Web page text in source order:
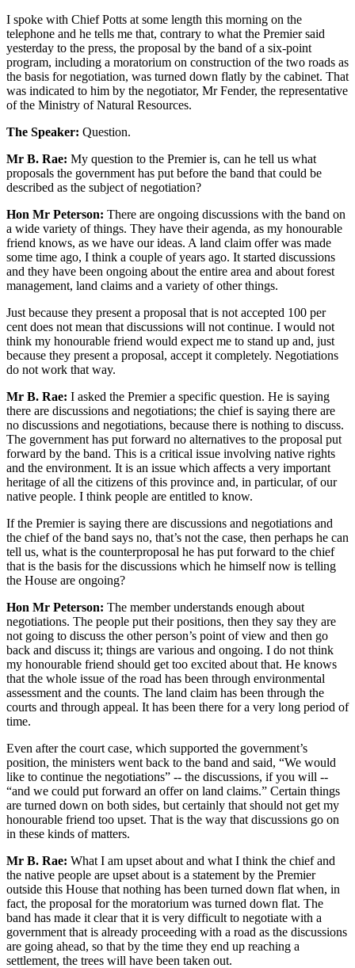
I spoke with Chief Potts at some length this morning on the
telephone and he tells me that, contrary to what the Premier said
yesterday to the press, the proposal by the band of a six-point
program, including a moratorium on construction of the two roads as
the basis for negotiation, was turned down flatly by the cabinet. That
was indicated to him by the negotiator, Mr Fender, the representative
of the Ministry of Natural Resources.
The Speaker: Question.
Mr B. Rae: My question to the Premier is, can he tell us what
proposals the government has put before the band that could be
described as the subject of negotiation?
Hon Mr Peterson: There are ongoing discussions with the band on
a wide variety of things. They have their agenda, as my honourable
friend knows, as we have our ideas. A land claim offer was made
some time ago, I think a couple of years ago. It started discussions
and they have been ongoing about the entire area and about forest
management, land claims and a variety of other things.
Just because they present a proposal that is not accepted 100 per
cent does not mean that discussions will not continue. I would not
think my honourable friend would expect me to stand up and, just
because they present a proposal, accept it completely. Negotiations
do not work that way.
Mr B. Rae: I asked the Premier a specific question. He is saying
there are discussions and negotiations; the chief is saying there are
no discussions and negotiations, because there is nothing to discuss.
The government has put forward no alternatives to the proposal put
forward by the band. This is a critical issue involving native rights
and the environment. It is an issue which affects a very important
heritage of all the citizens of this province and, in particular, of our
native people. I think people are entitled to know.
If the Premier is saying there are discussions and negotiations and
the chief of the band says no, that’s not the case, then perhaps he can
tell us, what is the counterproposal he has put forward to the chief
that is the basis for the discussions which he himself now is telling
the House are ongoing?
Hon Mr Peterson: The member understands enough about
negotiations. The people put their positions, then they say they are
not going to discuss the other person’s point of view and then go
back and discuss it; things are various and ongoing. I do not think
my honourable friend should get too excited about that. He knows
that the whole issue of the road has been through environmental
assessment and the counts. The land claim has been through the
courts and through appeal. It has been there for a very long period of
time.
Even after the court case, which supported the government’s
position, the ministers went back to the band and said, “We would
like to continue the negotiations” -- the discussions, if you will --
“and we could put forward an offer on land claims.” Certain things
are turned down on both sides, but certainly that should not get my
honourable friend too upset. That is the way that discussions go on
in these kinds of matters.
Mr B. Rae: What I am upset about and what I think the chief and
the native people are upset about is a statement by the Premier
outside this House that nothing has been turned down flat when, in
fact, the proposal for the moratorium was turned down flat. The
band has made it clear that it is very difficult to negotiate with a
government that is already proceeding with a road as the discussions
are going ahead, so that by the time they end up reaching a
settlement, the trees will have been taken out.